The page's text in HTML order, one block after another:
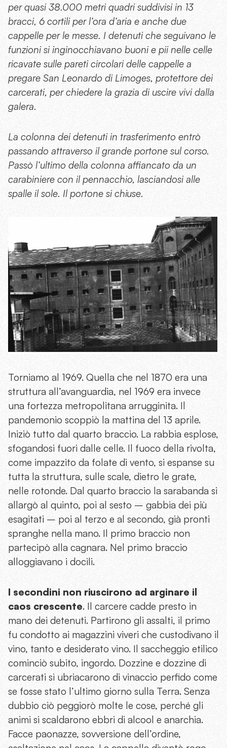
per quasi 38.000 metri quadri suddivisi in 13
bracci, 6 cortili per l’ora d’aria e anche due
cappelle per le messe. I detenuti che seguivano le
funzioni si inginocchiavano buoni e pii nelle celle
ricavate sulle pareti circolari delle cappelle a
pregare San Leonardo di Limoges, protettore dei
carcerati, per chiedere la grazia di uscire vivi dalla
galera.
La colonna dei detenuti in trasferimento entrò
passando attraverso il grande portone sul corso.
Passò l’ultimo della colonna affiancato da un
carabiniere con il pennacchio, lasciandosi alle
spalle il sole. Il portone si chiuse.
Torniamo al 1969. Quella che nel 1870 era una
struttura all’avanguardia, nel 1969 era invece
una fortezza metropolitana arrugginita. Il
pandemonio scoppiò la mattina del 13 aprile.
Iniziò tutto dal quarto braccio. La rabbia esplose,
sfogandosi fuori dalle celle. Il fuoco della rivolta,
come impazzito da folate di vento, si espanse su
tutta la struttura, sulle scale, dietro le grate,
nelle rotonde. Dal quarto braccio la sarabanda si
allargò al quinto, poi al sesto – gabbia dei più
esagitati – poi al terzo e al secondo, già pronti
spranghe nella mano. Il primo braccio non
partecipò alla cagnara. Nel primo braccio
alloggiavano i docili.
I secondini non riuscirono ad arginare il
caos crescente. Il carcere cadde presto in
mano dei detenuti. Partirono gli assalti, il primo
fu condotto ai magazzini viveri che custodivano il
vino, tanto e desiderato vino. Il saccheggio etilico
cominciò subito, ingordo. Dozzine e dozzine di
carcerati si ubriacarono di vinaccio perfido come
se fosse stato l’ultimo giorno sulla Terra. Senza
dubbio ciò peggiorò molte le cose, perché gli
animi si scaldarono ebbri di alcool e anarchia.
Facce paonazze, sovversione dell’ordine,